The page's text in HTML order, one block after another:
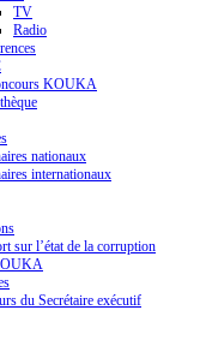
TV
Radio
KOUKA
nationaux
internationaux
sur l’état de la corruption
du Secrétaire exécutif